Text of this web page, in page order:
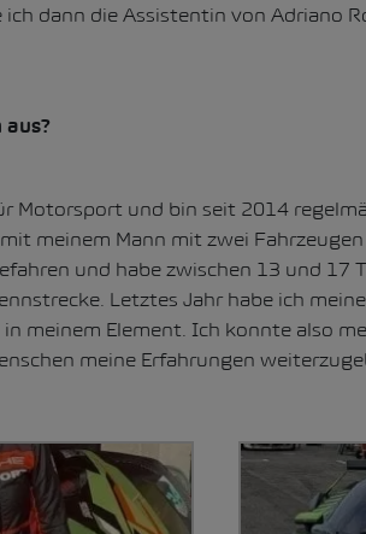
dann die Assistentin von Adriano
aus?
Motorsport und bin seit 2014
meinem Mann mit zwei
und habe zwischen 13 und 17
Letztes Jahr habe ich
meinem Element. Ich konnte also
meine Erfahrungen